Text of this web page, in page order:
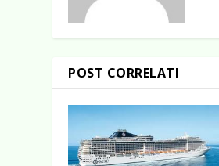
POST CORRELATI